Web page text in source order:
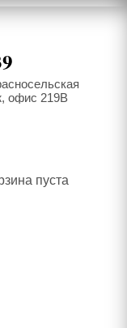
офис 219В
пуста